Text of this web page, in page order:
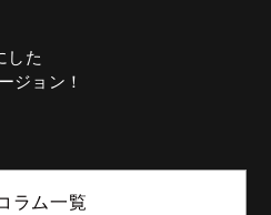
した
ジョン！
ラム一覧